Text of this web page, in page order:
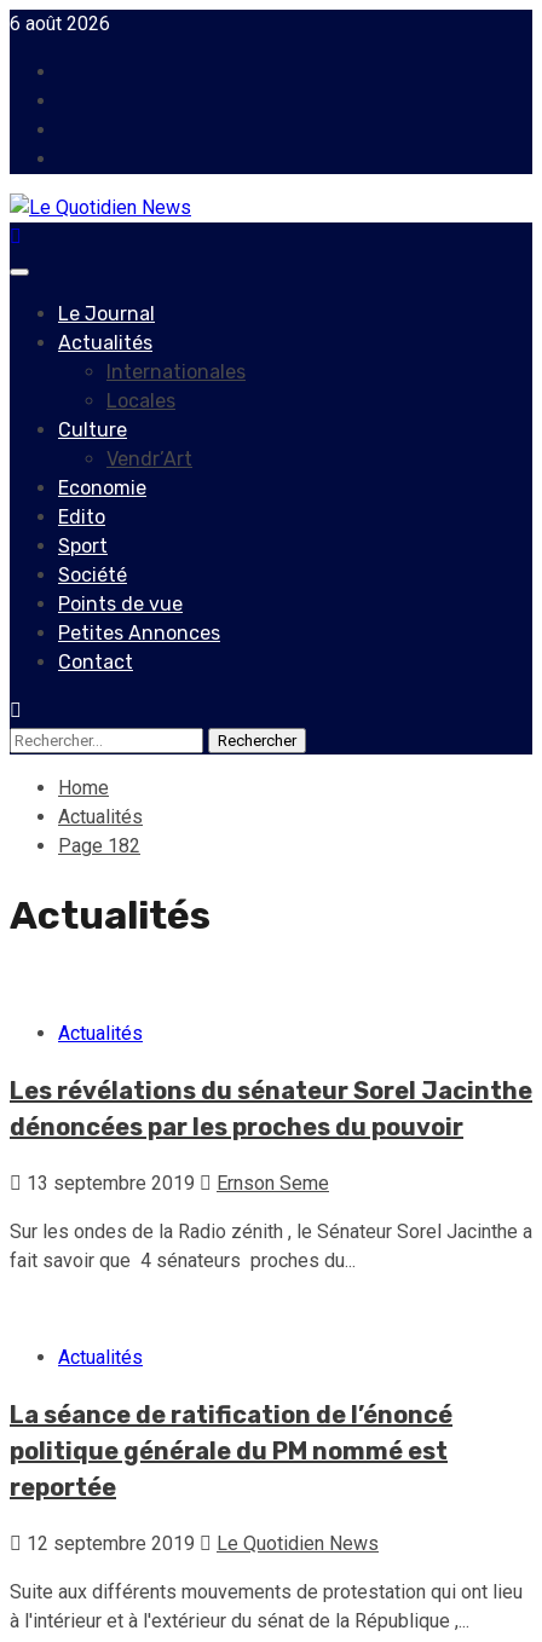
Skip
content
6 août 2026
Primary
Le Journal
Actualités
Internationales
Locales
Culture
Vendr’Art
Economie
Edito
Sport
Société
Points de vue
Petites Annonces
Contact
Rechercher :
Home
Actualités
Page 182
Actualités
Actualités
Les révélations du sénateur Sorel Jacinthe
dénoncées par les proches du pouvoir
13 septembre 2019 Ernson Seme
Sur les ondes de la Radio zénith , le Sénateur Sorel Jacinthe a
fait savoir que 4 sénateurs proches du...
Actualités
La séance de ratification de l’énoncé
politique générale du PM nommé est
reportée
12 septembre 2019 Le Quotidien News
Suite aux différents mouvements de protestation qui ont lieu
à l'intérieur et à l'extérieur du sénat de la République ,...